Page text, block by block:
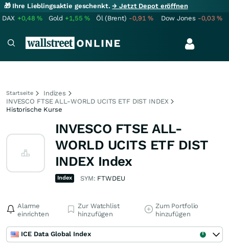
🎁 Ihre Lieblingsaktie geschenkt.→ Jetzt Depot eröffnen
DAX +0,48% Gold +1,55% Öl (Brent) -0,91% Dow Jones -0,03%
Startseite
Indizes
INVESCO FTSE ALL-WORLD UCITS ETF DIST INDEX
Historische Kurse
INVESCO FTSE ALL-
WORLD UCITS ETF DIST
INDEX Index
Index SYM: FTWDEU
Alarme
einrichten
Zur Watchlist
hinzufügen
Zum Portfolio
hinzufügen
ICE Data Global Index